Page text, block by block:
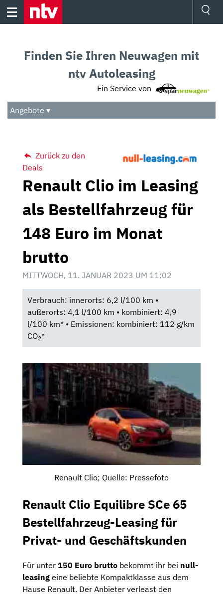
Skip
Audio
Das Beste
Finden Sie Ihren Neuwagen mit
ntv Autoleasing
Ein Service von
Angebote ▾
Zurück zu den
Deals
Renault Clio im Leasing
als Bestellfahrzeug für
148 Euro im Monat
brutto
MITTWOCH, 11. JANUAR 2023 UM 11:02
Verbrauch: innerorts: 6,2 l/100 km •
außerorts: 4,1 l/100 km • kombiniert: 4,9
l/100 km* • Emissionen: kombiniert: 112 g/km
CO2*
Renault Clio; Quelle: Pressefoto
Renault Clio Equilibre SCe 65
Bestellfahrzeug-Leasing für
Privat- und Geschäftskunden
Für unter 150 Euro brutto bekommt ihr bei null-
leasing eine beliebte Kompaktklasse aus dem
Hause Renault. Der Anbieter verleast den